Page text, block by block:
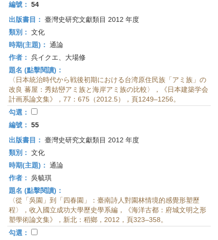
編號： 54
出版書目： 臺灣史研究文獻類目 2012 年度
類別： 文化
時期(主題)： 通論
作者： 呉イクエ、大場修
題名 (點擊閱讀)：
〈日本統治時代から戦後初期における台湾原住民族「アミ族」の
改良 蕃屋：秀姑巒アミ族と海岸アミ族の比較〉，《日本建築学会
計画系論文集》，77：675（2012.5），頁1249–1256。
勾選：
編號： 55
出版書目： 臺灣史研究文獻類目 2012 年度
類別： 文化
時期(主題)： 通論
作者： 吳毓琪
題名 (點擊閱讀)：
〈從「吳園」到「四春園」：臺南詩人對園林情境的感覺形塑歷
程〉，收入國立成功大學歷史學系編，《海洋古都：府城文明之形
塑學術論文集》，新北：稻鄉，2012，頁323–358。
勾選：